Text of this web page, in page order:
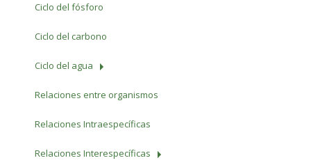
Ciclo del fósforo
Ciclo del carbono
Ciclo del agua
Relaciones entre organismos
Relaciones Intraespecíficas
Relaciones Interespecíficas